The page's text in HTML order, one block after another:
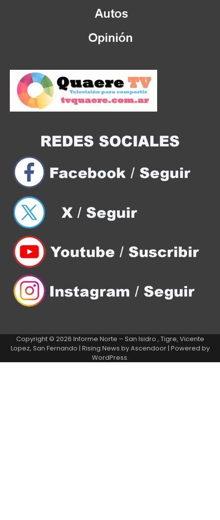
Copyright © 2026 Informe Norte – San Isidro , Tigre, Vicente
Lopez, San Fernando | Rising News byAscendoor| Powered by
WordPress.